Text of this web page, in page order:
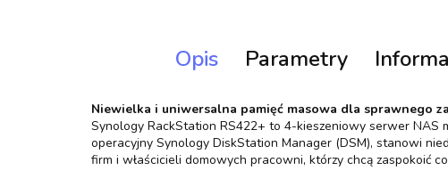
Opis Parametry
Niewielka i uniwersalna pamięć masowa dla sprawnego
Synology RackStation RS422+ to 4-kieszeniowy serwer
operacyjny Synology DiskStation Manager (DSM), stanowi
firm i właścicieli domowych pracowni, którzy chcą zaspokoić